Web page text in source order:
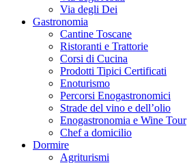
Via degli Dei
Gastronomia
Cantine Toscane
Ristoranti e Trattorie
Corsi di Cucina
Prodotti Tipici Certificati
Enoturismo
Percorsi Enogastronomici
Strade del vino e dell’olio
Enogastronomia e Wine Tour
Chef a domicilio
Dormire
Agriturismi